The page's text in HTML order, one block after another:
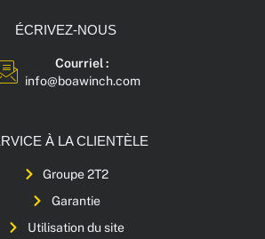
ÉCRIVEZ-NOUS
Courriel :
info@boawinch.com
À LA CLIENTÈLE
Groupe 2T2
Garantie
Utilisation du site